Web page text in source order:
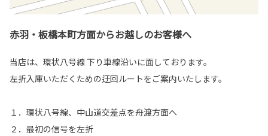
赤羽・板橋本町方面からお越しのお客様へ
当店は、環状八号線 下り車線沿いに面しております。
左折入庫いただくための迂回ルートをご案内いたします。
１．環状八号線、中山道交差点を舟渡方面へ
２．最初の信号を左折